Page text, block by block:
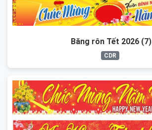
Băng rôn Tết 2026 (7)
CDR